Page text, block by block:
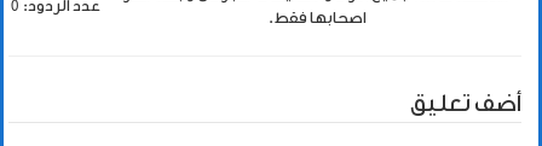
اصحابها فقط.
عدد الردود: 0
أضف تعليق